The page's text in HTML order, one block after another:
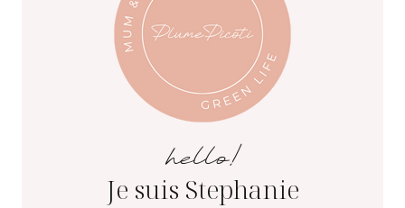
hello!
Je suis Stephanie